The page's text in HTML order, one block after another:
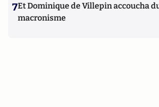
7Et Dominique de Villepin accoucha
macronisme